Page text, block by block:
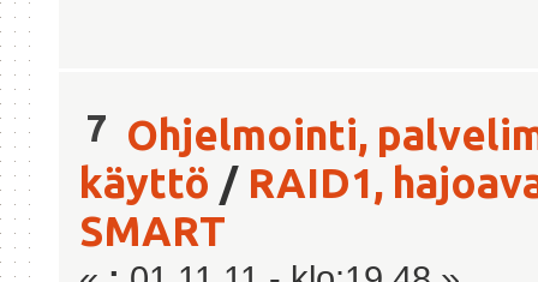
7 Ohjelmointi,
käyttö / RAID1,
SMART